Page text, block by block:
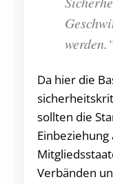
Da hier die
sollten die
Verbänden